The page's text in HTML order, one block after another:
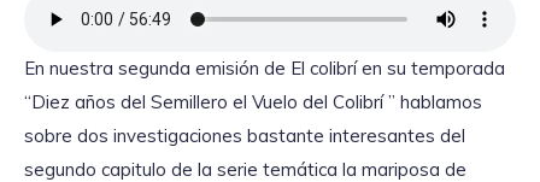
En nuestra segunda emisión de El colibrí en su temporada
“Diez años del Semillero el Vuelo del Colibrí ” hablamos
sobre dos investigaciones bastante interesantes del
segundo capitulo de la serie temática la mariposa de